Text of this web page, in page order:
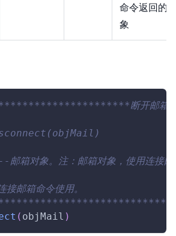
命令返回的
象
断开邮
箱对象。注：邮箱对象，使用连接
邮箱命令使用。
( objMail )